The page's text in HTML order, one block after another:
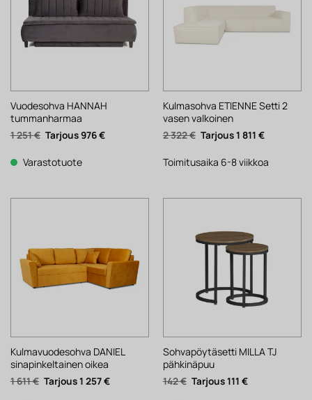
Vuodesohva HANNAH
tummanharmaa
1 251€ Alkuperäinen
hinta
1
251 €.
976€Nykyinen
Varastotuote
Kulmasohva ETIENNE Setti 2
vasen valkoinen
2 322€ Alkuperäinen
hinta
2
322 €.
1 811 €Nykyinen
1
811 €.
Toimitusaika 6-8 viikkoa
Kulmavuodesohva DANIEL
sinapinkeltainen oikea
1 611€ Alkuperäinen
hinta
1 257€Nykyinen
Sohvapöytäsetti MILLA TJ
pähkinäpuu
142€ Alkuperäinen
hinta
111 €Nykyinen